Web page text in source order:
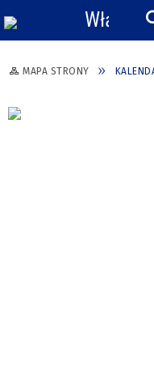
MAPA STRONY
Włącz